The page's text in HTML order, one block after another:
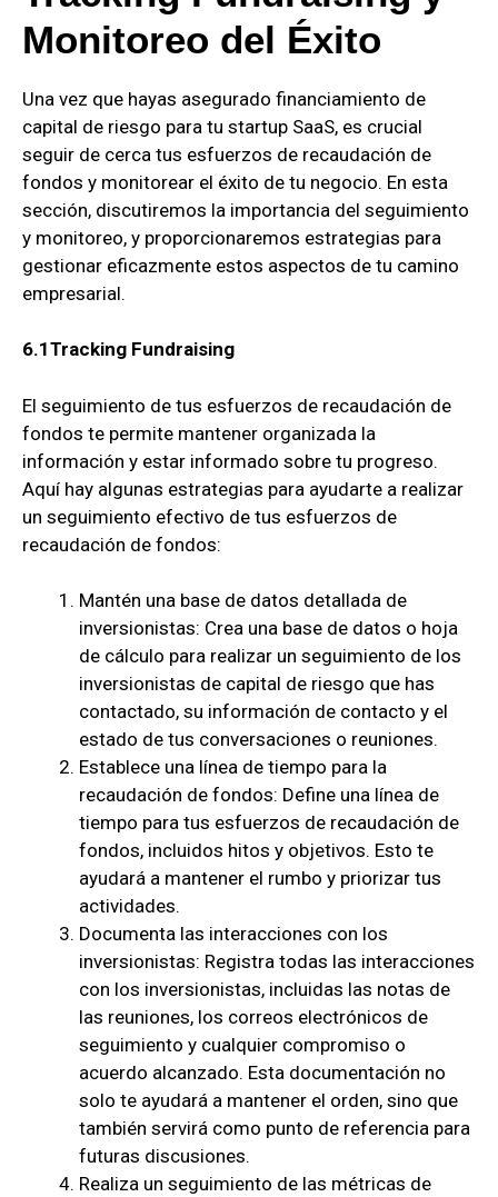
Monitoreo del Éxito
Una vez que hayas asegurado financiamiento de
capital de riesgo para tu startup SaaS, es crucial
seguir de cerca tus esfuerzos de recaudación de
fondos y monitorear el éxito de tu negocio. En esta
sección, discutiremos la importancia del seguimiento
y monitoreo, y proporcionaremos estrategias para
gestionar eficazmente estos aspectos de tu camino
empresarial.
6.1Tracking Fundraising
El seguimiento de tus esfuerzos de recaudación de
fondos te permite mantener organizada la
información y estar informado sobre tu progreso.
Aquí hay algunas estrategias para ayudarte a realizar
un seguimiento efectivo de tus esfuerzos de
recaudación de fondos:
Mantén una base de datos detallada de
inversionistas: Crea una base de datos o hoja
de cálculo para realizar un seguimiento de los
inversionistas de capital de riesgo que has
contactado, su información de contacto y el
estado de tus conversaciones o reuniones.
Establece una línea de tiempo para la
recaudación de fondos: Define una línea de
tiempo para tus esfuerzos de recaudación de
fondos, incluidos hitos y objetivos. Esto te
ayudará a mantener el rumbo y priorizar tus
actividades.
Documenta las interacciones con los
inversionistas: Registra todas las interacciones
con los inversionistas, incluidas las notas de
las reuniones, los correos electrónicos de
seguimiento y cualquier compromiso o
acuerdo alcanzado. Esta documentación no
solo te ayudará a mantener el orden, sino que
también servirá como punto de referencia para
futuras discusiones.
Realiza un seguimiento de las métricas de